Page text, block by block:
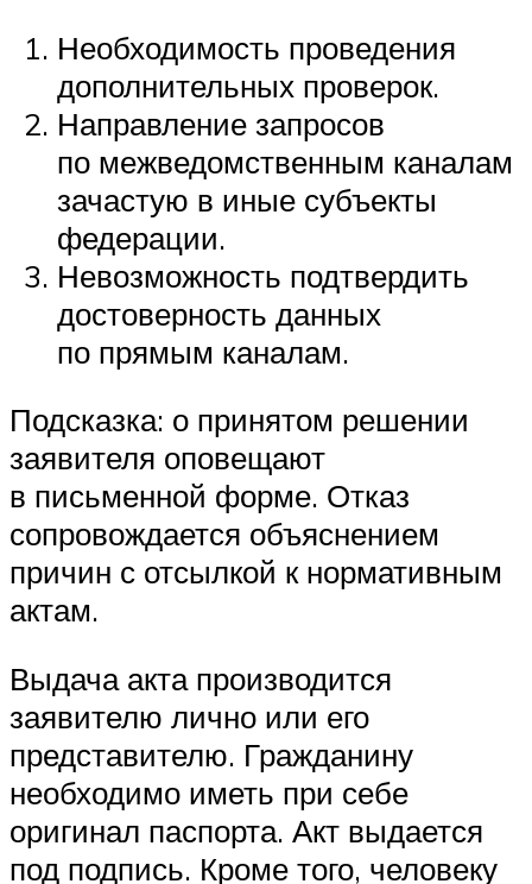
Необходимость проведения
дополнительных проверок.
Направление запросов
по межведомственным каналам
зачастую в иные субъекты
федерации.
Невозможность подтвердить
достоверность данных
по прямым каналам.
Подсказка: о принятом решении
заявителя оповещают
в письменной форме. Отказ
сопровождается объяснением
причин с отсылкой к нормативным
актам.
Выдача акта производится
заявителю лично или его
представителю. Гражданину
необходимо иметь при себе
оригинал паспорта. Акт выдается
под подпись. Кроме того, человеку